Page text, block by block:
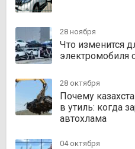
28 ноября
Что изменится
электромобиля
28 октября
Почему
в утиль: когда
автохлама
04 октября